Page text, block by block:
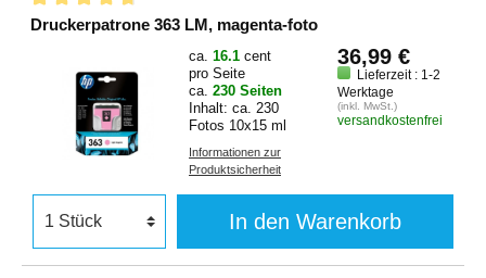
Druckerpatrone 363 LM, magenta-foto
ca. 16.1 cent
pro Seite
ca. 230 Seiten
Inhalt: ca. 230
Fotos 10x15 ml
Informationen zur
Produktsicherheit
36,99 €
Lieferzeit : 1-2
Werktage
(inkl. MwSt.)
versandkostenfrei
In den Warenkorb